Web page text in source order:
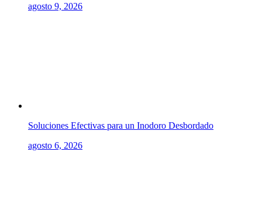
agosto 9, 2026
Soluciones Efectivas para un Inodoro Desbordado
agosto 6, 2026